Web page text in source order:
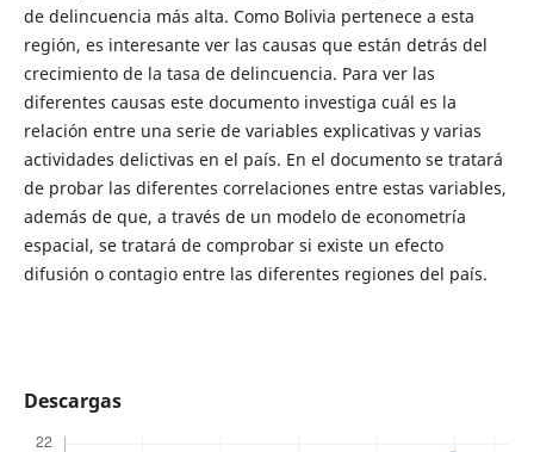
de delincuencia más alta. Como Bolivia pertenece a esta
región, es interesante ver las causas que están detrás del
crecimiento de la tasa de delincuencia. Para ver las
diferentes causas este documento investiga cuál es la
relación entre una serie de variables explicativas y varias
actividades delictivas en el país. En el documento se tratará
de probar las diferentes correlaciones entre estas variables,
además de que, a través de un modelo de econometría
espacial, se tratará de comprobar si existe un efecto
difusión o contagio entre las diferentes regiones del país.
Descargas